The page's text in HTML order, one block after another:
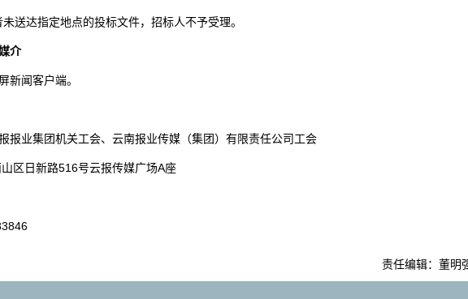
送达指定地点的投标文件，招标人不予受理。
介
新闻客户端。
报业集团机关工会、云南报业传媒（集团）有限责任公司工会
区日新路516号云报传媒广场A座
责任编辑：董明